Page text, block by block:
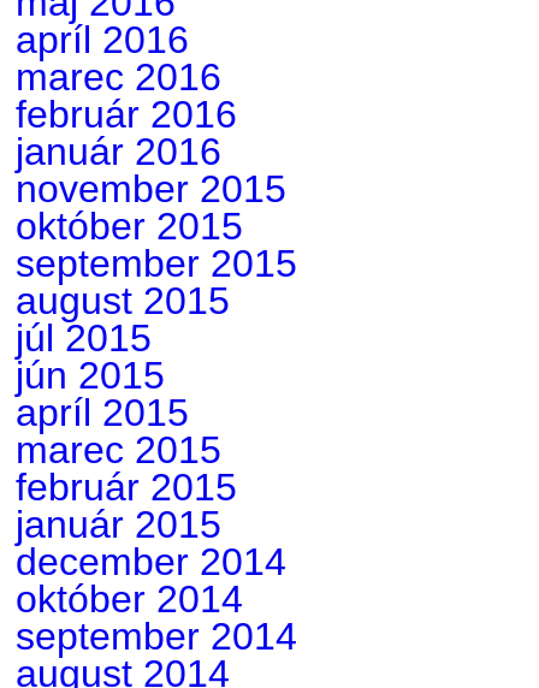
apríl 2016
marec 2016
február 2016
január 2016
november 2015
október 2015
september 2015
august 2015
júl 2015
jún 2015
apríl 2015
marec 2015
február 2015
január 2015
december 2014
október 2014
september 2014
august 2014